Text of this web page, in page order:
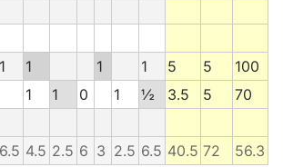
1 1 1 1 5 5
100
1 1 0 1 ½ 3.5 5
70
6.5 4.5 2.5 6 3 2.5 6.5 40.5 72 56.3